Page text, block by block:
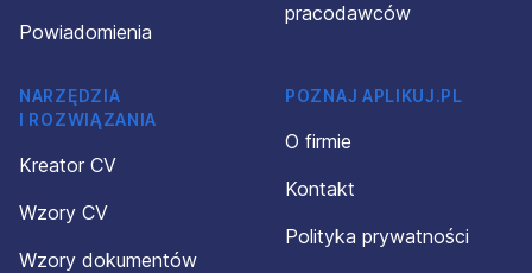
Powiadomienia
pracodawców
NARZĘDZIA
I ROZWIĄZANIA
Kreator CV
Wzory CV
Wzory dokumentów
POZNAJ APLIKUJ.PL
O firmie
Kontakt
Polityka prywatności